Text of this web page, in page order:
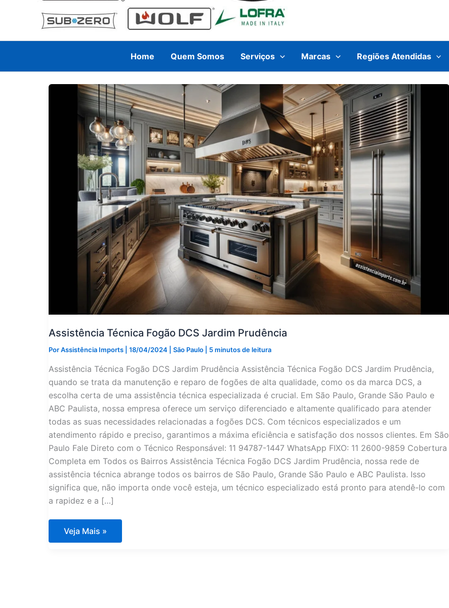
Home Quem Somos Serviços Marcas Regiões Atendidas
Assistência Técnica Fogão DCS Jardim Prudência
PorAssistência Imports 18/04/2024 São Paulo 5 minutos de leitura
Assistência Técnica Fogão DCS Jardim Prudência Assistência Técnica Fogão DCS Jardim Prudência,
quando se trata da manutenção e reparo de fogões de alta qualidade, como os da marca DCS, a
escolha certa de uma assistência técnica especializada é crucial. Em São Paulo, Grande São Paulo e
ABC Paulista, nossa empresa oferece um serviço diferenciado e altamente qualificado para atender
todas as suas necessidades relacionadas a fogões DCS. Com técnicos especializados e um
atendimento rápido e preciso, garantimos a máxima eficiência e satisfação dos nossos clientes. Em São
Paulo Fale Direto com o Técnico Responsável: 11 94787-1447 WhatsApp FIXO: 11 2600-9859 Cobertura
Completa em Todos os Bairros Assistência Técnica Fogão DCS Jardim Prudência, nossa rede de
assistência técnica abrange todos os bairros de São Paulo, Grande São Paulo e ABC Paulista. Isso
significa que, não importa onde você esteja, um técnico especializado está pronto para atendê-lo com
a rapidez e a […]
Assistência
Técnica
Veja Mais »